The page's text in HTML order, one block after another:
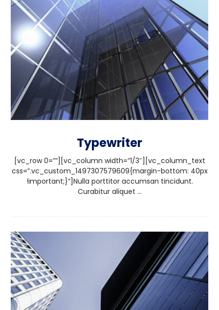
Typewriter
[vc_row 0=””][vc_column width=”1/3″][vc_column_text
css=”.vc_custom_1497307579609{margin-bottom: 40px
!important;}”]Nulla porttitor accumsan tincidunt.
Curabitur aliquet ...